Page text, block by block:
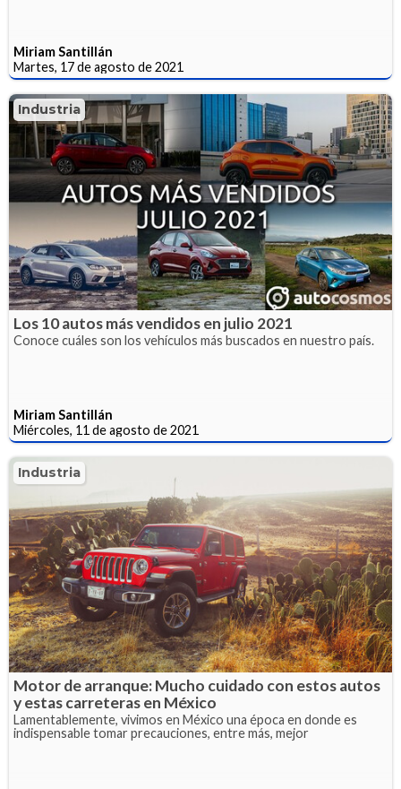
Miriam Santillán
Martes, 17 de agosto de 2021
Industria
Los 10 autos más vendidos en julio 2021
Conoce cuáles son los vehículos más buscados en nuestro país.
Miriam Santillán
Miércoles, 11 de agosto de 2021
Industria
Motor de arranque: Mucho cuidado con estos autos
y estas carreteras en México
Lamentablemente, vivimos en México una época en donde es
indispensable tomar precauciones, entre más, mejor